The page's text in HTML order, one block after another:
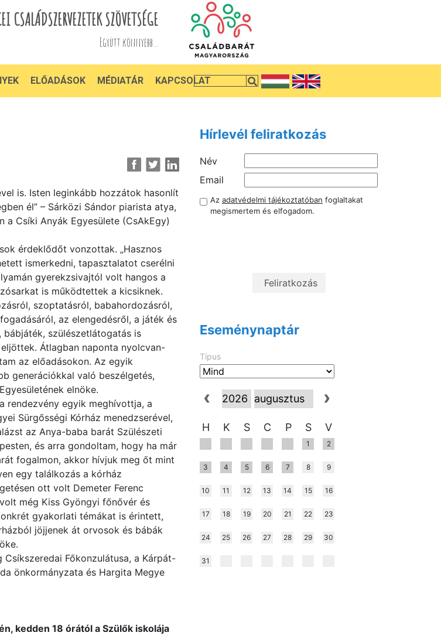
CSALÁDSZERVEZETEK SZÖVETSÉGE
Együtt könnyebb...
ELŐADÁSOK MÉDIATÁR KAPCSOLAT
is. Isten leginkább hozzátok hasonlít
él” – Sárközi Sándor piarista atya,
Csíki Anyák Egyesülete (CsAkEgy)
érdeklődőt vonzottak. „Hasznos
ismerkedni, tapasztalatot cserélni
gyerekzsivajtól volt hangos a
is működtettek a kicsiknek.
szoptatásról, babahordozásról,
az elengedésről, a játék és
szülészetlátogatás is
Átlagban naponta nyolcvan-
az előadásokon. Az egyik
generációkkal való beszélgetés,
elnöke.
rendezvény egyik meghívottja, a
Sürgősségi Kórház menedzserével,
az Anya-baba barát Szülészeti
és arra gondoltam, hogy ha már
fogalmon, akkor hívjuk meg őt mint
egy találkozás a kórház
ott volt Demeter Ferenc
még Kiss Gyöngyi főnővér és
gyakorlati témákat is érintett,
jöjjenek át orvosok és bábák
Főkonzulátusa, a Kárpát-
önkormányzata és Hargita Megye
kedden 18 órától a Szülők iskolája
Hírlevél feliratkozás
Név
Email
Az adatvédelmi tájékoztatóban foglaltakat
megismertem és elfogadom.
Eseménynaptár
Típus
H K S C P S V
1 2
3 4 5 6 7 8 9
10 11 12 13 14 15 16
17 18 19 20 21 22 23
24 25 26 27 28 29 30
31